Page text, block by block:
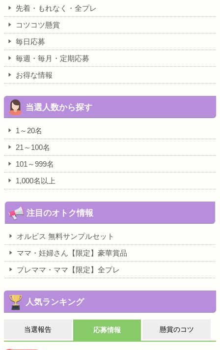
先着・もれなく・全プレ
コツコツ懸賞
毎日応募
毎週・毎月・定期応募
お得な情報
当選人数から探す
1～20名
21～100名
101～999名
1,000名以上
注目のオトク情報
オルビス 無料サンプルセット
ママ・妊婦さん【限定】豪華賞品
プレママ・ママ【限定】全プレ
人気ランキング
当選報告 応募情報 懸賞のコツ